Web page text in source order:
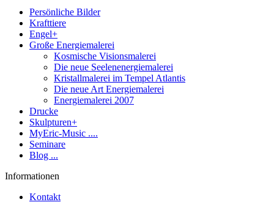
Persönliche Bilder
Krafttiere
Engel+
Große Energiemalerei
Kosmische Visionsmalerei
Die neue Seelenenergiemalerei
Kristallmalerei im Tempel Atlantis
Die neue Art Energiemalerei
Energiemalerei 2007
Drucke
Skulpturen+
MyEric-Music ....
Seminare
Blog ...
Informationen
Kontakt